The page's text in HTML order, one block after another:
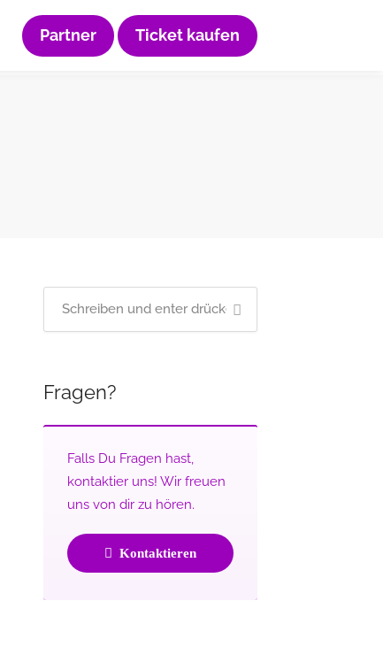
Partner Ticket kaufen
Fragen?
Falls Du Fragen hast,
kontaktier uns! Wir freuen
uns von dir zu hören.
Kontaktieren